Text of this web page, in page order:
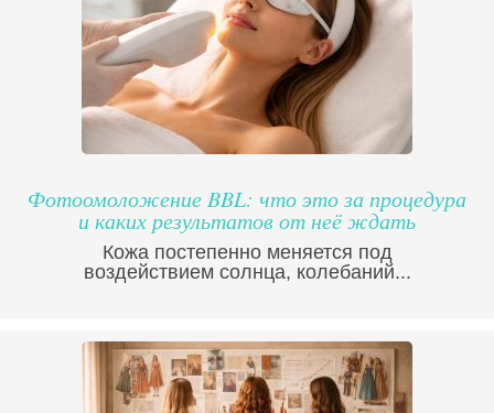
Фотоомоложение BBL: что это за процедура
и каких результатов от неё ждать
Кожа постепенно меняется под
воздействием солнца, колебаний...